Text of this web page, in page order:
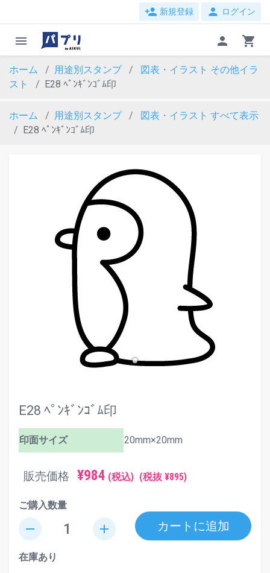
person_add 新規登録 person ログイン
menu person shopping_cart
ホーム 用途別スタンプ 図表・イラスト その他イラ
スト
E28 ﾍﾟﾝｷﾞﾝｺﾞﾑ印
ホーム 用途別スタンプ 図表・イラスト すべて表示
E28 ﾍﾟﾝｷﾞﾝｺﾞﾑ印
E28 ﾍﾟﾝｷﾞﾝｺﾞﾑ印
印面サイズ 20mm×20mm
販売価格 ¥984 (税込) (税抜 ¥895)
ご購入数量
remove add カートに追加
在庫あり